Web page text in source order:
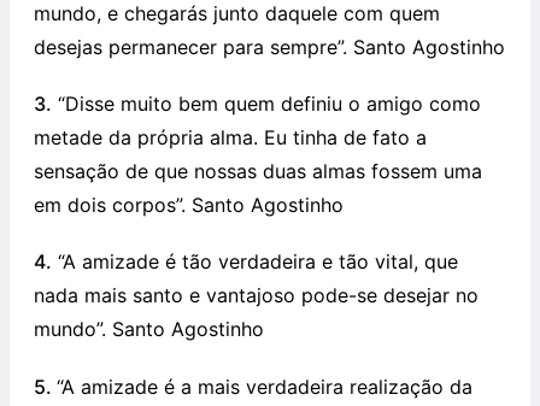
mundo, e chegarás junto daquele com quem
desejas permanecer para sempre”. Santo Agostinho
3. “Disse muito bem quem definiu o amigo como
metade da própria alma. Eu tinha de fato a
sensação de que nossas duas almas fossem uma
em dois corpos”. Santo Agostinho
4. “A amizade é tão verdadeira e tão vital, que
nada mais santo e vantajoso pode-se desejar no
mundo”. Santo Agostinho
5. “A amizade é a mais verdadeira realização da